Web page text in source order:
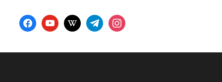
facebookyoutubewikipediatelegraminstagram